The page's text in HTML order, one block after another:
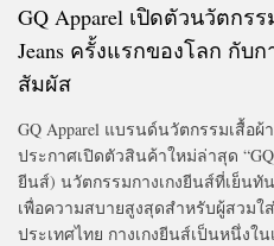
GQ Apparel เปิดตัวนวัตกร
Jeans ครั้งแรกของโลก กับ
สัมผัส
GQ Apparel แบรนด์นวัตกรรมเสื้อ
ประกาศเปิดตัวสินค้าใหม่ล่าสุด “GQ
ยีนส์) นวัตกรรมกางเกงยีนส์ที่เย็น
เพื่อความสบายสูงสุดสำหรับผู้สวม
ประเทศไทย กางเกงยีนส์เป็นหนึ่งใ